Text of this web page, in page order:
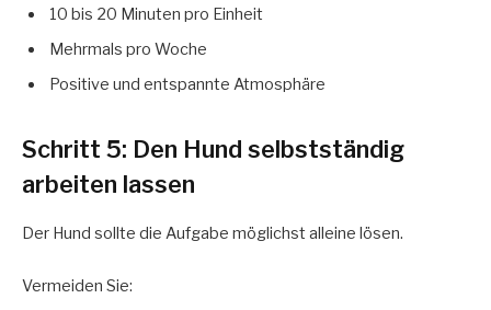
10 bis 20 Minuten pro Einheit
Mehrmals pro Woche
Positive und entspannte Atmosphäre
Schritt 5: Den Hund selbstständig
arbeiten lassen
Der Hund sollte die Aufgabe möglichst alleine lösen.
Vermeiden Sie: